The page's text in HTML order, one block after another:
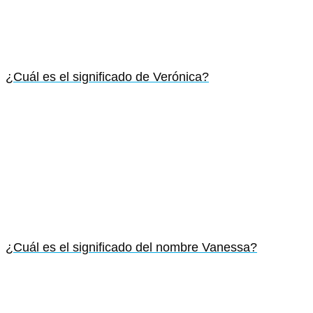
¿Cuál es el significado de Verónica?
¿Cuál es el significado del nombre Vanessa?